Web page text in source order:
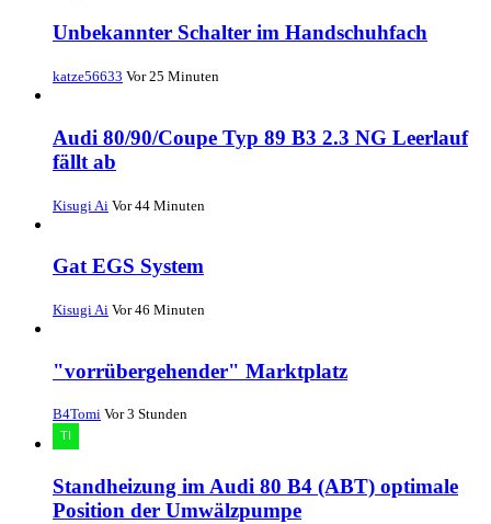
Unbekannter Schalter im Handschuhfach
katze56633 Vor 25 Minuten
Audi 80/90/Coupe Typ 89 B3 2.3 NG Leerlauf
fällt ab
Kisugi Ai Vor 44 Minuten
Gat EGS System
Kisugi Ai Vor 46 Minuten
"vorrübergehender" Marktplatz
B4Tomi Vor 3 Stunden
Standheizung im Audi 80 B4 (ABT) optimale
Position der Umwälzpumpe